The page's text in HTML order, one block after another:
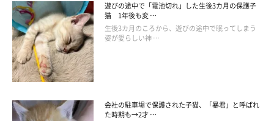
遊びの途中で「電池切れ」した生後3カ月の保護子
猫 1年後も変 …
生後3カ月のころから、遊びの途中で眠ってしまう
姿が愛らしい神 …
会社の駐車場で保護された子猫、「暴君」と呼ばれ
た時期も→2才 …